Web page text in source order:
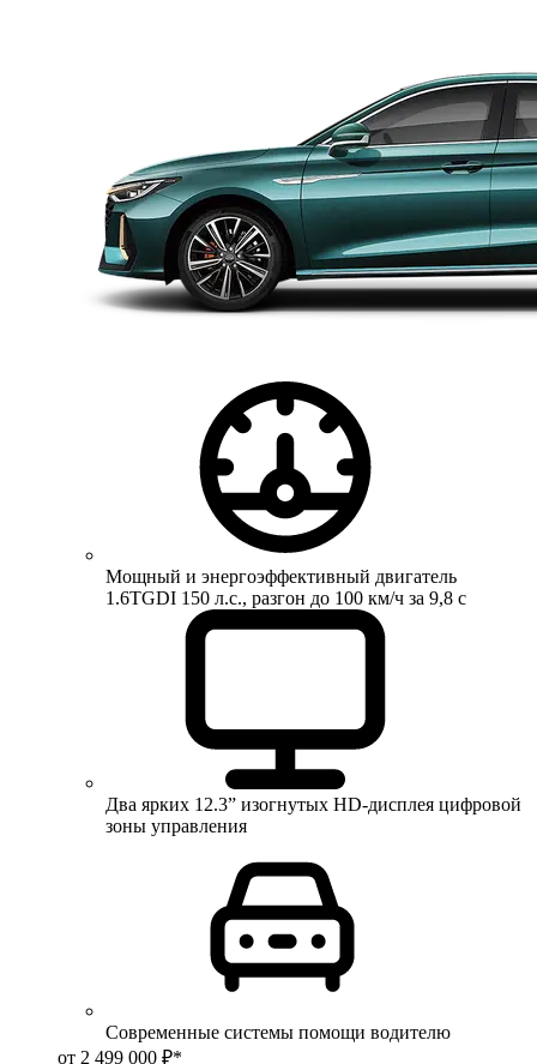
Мощный и энергоэффективный двигатель
1.6TGDI 150 л.с., разгон до 100 км/ч за 9,8 с
Два ярких 12.3” изогнутых HD-дисплея цифровой
зоны управления
Современные системы помощи водителю
от 2 499 000 ₽*